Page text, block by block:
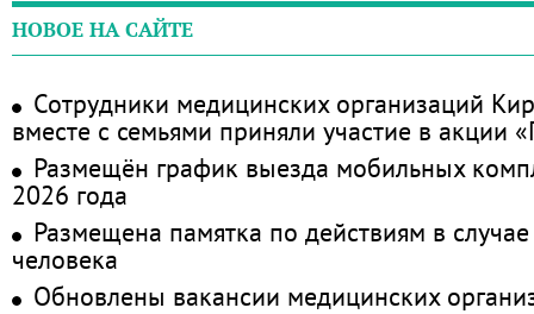
НОВОЕ НА САЙТЕ
Сотрудники медицинских организаций
вместе с семьями приняли участие в акции
Размещён график выезда мобильных
2026 года
Размещена памятка по действиям в
человека
Обновлены вакансии медицинских